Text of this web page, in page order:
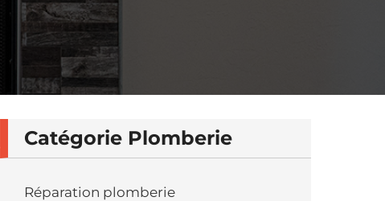
Catégorie Plomberie
Réparation plomberie